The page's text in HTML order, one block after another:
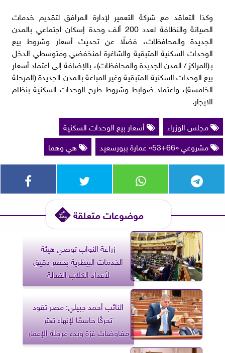
وكذا التعاقد مع شركة التعمير لإدارة المرافق لتقديم خدمات
الصيانة والنظافة لعدد 200 ألف وحدة إسكان اجتماعي بالمدن
الجديدة والمحافظات، فضلًا عن تحديث أسعار وشروط بيع
الوحدات السكنية المتبقية والشاغرة لمنخفضي ومتوسطي الدخل
بـ(المراكز / المدن الجديدة والمحافظات)، بالإضافة إلى اعتماد أسعار
بيع الوحدات السكنية المتبقية وغير المباعة بالمدن الجديدة (المرحلة
الخامسة)، واعتماد ضوابط وشروط طرح الوحدات السكنية بنظام
الايجار.
مجلس الوزراء
أسعار بيع الوحدات السكنية
مشروعي «66+53» عمارة ببورسعيد
هي وهما
موضوعات متعلقة
زراعة النواب توصي هيئة
الخدمات البيطرية بحصر دقيق
لأعداد الكلاب الضالة
النائب أحمد جبيلي: مصر تقود
تحركًا حاسمًا لإنهاء تعثر
مفاوضات غزة وبدء مرحلة الإعمار